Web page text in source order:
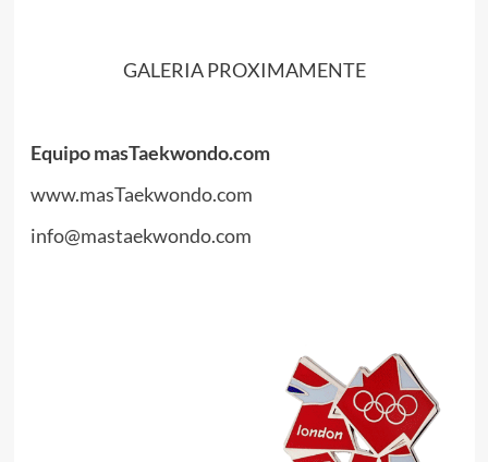
GALERIA PROXIMAMENTE
Equipo masTaekwondo.com
www.masTaekwondo.com
info@mastaekwondo.com